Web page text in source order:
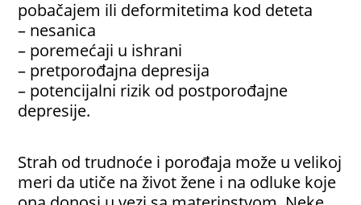
pobačajem ili deformitetima kod deteta
– nesanica
– poremećaji u ishrani
– pretporođajna depresija
– potencijalni rizik od postporođajne
depresije.
Strah od trudnoće i porođaja može u velikoj
meri da utiče na život žene i na odluke koje